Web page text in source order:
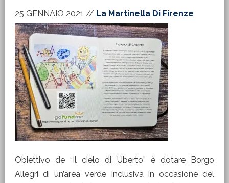
25 GENNAIO 2021 // La Martinella Di Firenze
Obiettivo de “Il cielo di Uberto” è dotare Borgo
Allegri di un’area verde inclusiva in occasione del